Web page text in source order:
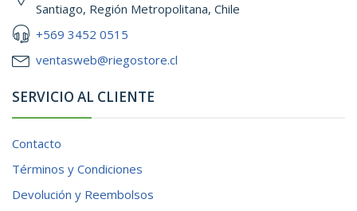
Santiago, Región Metropolitana, Chile
+569 3452 0515
ventasweb@riegostore.cl
SERVICIO AL CLIENTE
Contacto
Términos y Condiciones
Devolución y Reembolsos